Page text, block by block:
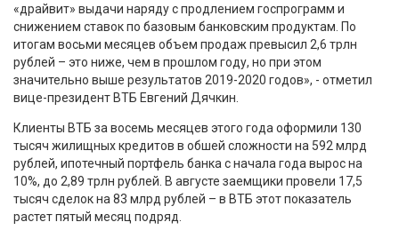
«драйвит» выдачи наряду с продлением госпрограмм и
снижением ставок по базовым банковским продуктам. По
итогам восьми месяцев объем продаж превысил 2,6 трлн
рублей – это ниже, чем в прошлом году, но при этом
значительно выше результатов 2019-2020 годов», - отметил
вице-президент ВТБ Евгений Дячкин.
Клиенты ВТБ за восемь месяцев этого года оформили 130
тысяч жилищных кредитов в обшей сложности на 592 млрд
рублей, ипотечный портфель банка с начала года вырос на
10%, до 2,89 трлн рублей. В августе заемщики провели 17,5
тысяч сделок на 83 млрд рублей – в ВТБ этот показатель
растет пятый месяц подряд.